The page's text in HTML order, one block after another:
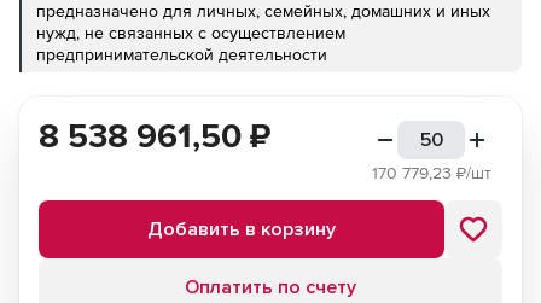
предназначено для личных, семейных, домашних и иных
нужд, не связанных с осуществлением
предпринимательской деятельности
8 538 961,50 ₽
170 779,23 ₽/шт
Добавить в корзину
Оплатить по счету